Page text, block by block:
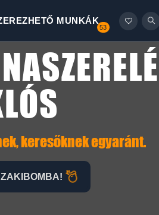
MUNKÁK
53
keresőknek egyaránt.